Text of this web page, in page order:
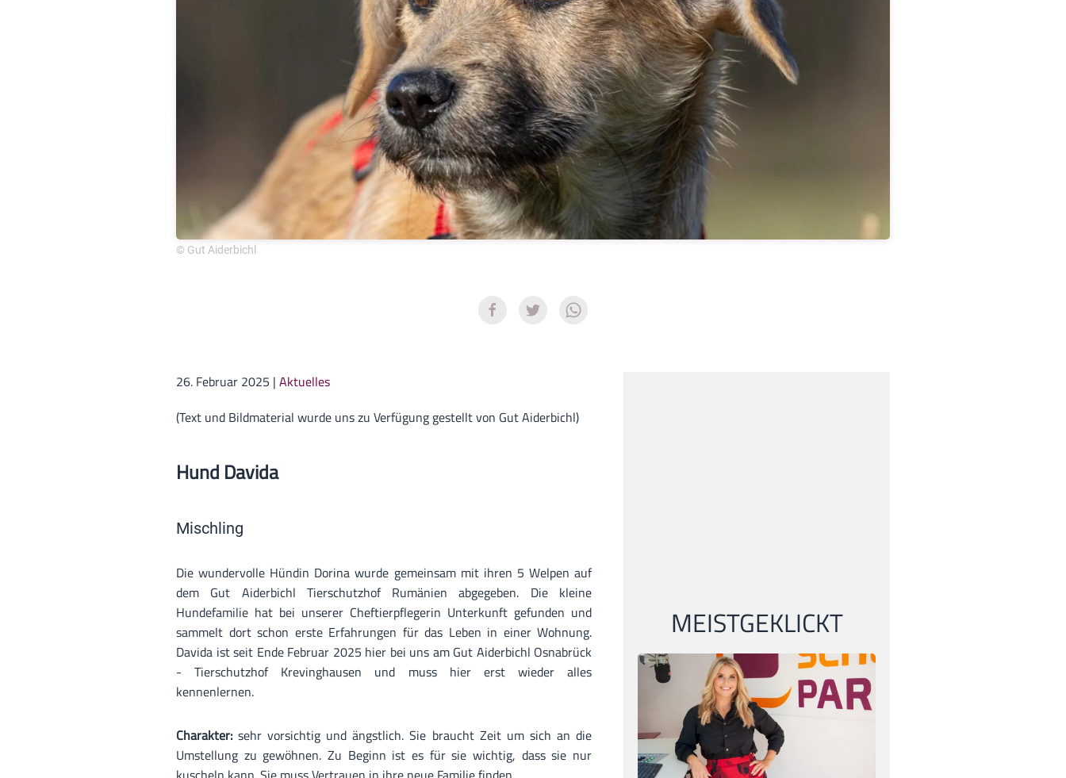
© Gut Aiderbichl
26. Februar 2025 | Aktuelles
(Text und Bildmaterial wurde uns zu Verfügung gestellt von Gut Aiderbichl)
Hund Davida
Mischling
Die wundervolle Hündin Dorina wurde gemeinsam mit ihren 5 Welpen auf
dem Gut Aiderbichl Tierschutzhof Rumänien abgegeben. Die kleine
Hundefamilie hat bei unserer Cheftierpflegerin Unterkunft gefunden und
sammelt dort schon erste Erfahrungen für das Leben in einer Wohnung.
Davida ist seit Ende Februar 2025 hier bei uns am Gut Aiderbichl Osnabrück
- Tierschutzhof Krevinghausen und muss hier erst wieder alles
kennenlernen.
Charakter:sehr vorsichtig und ängstlich. Sie braucht Zeit um sich an die
Umstellung zu gewöhnen. Zu Beginn ist es für sie wichtig, dass sie nur
MEISTGEKLICKT